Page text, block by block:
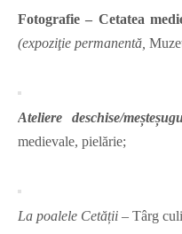
Fotografie – Cetatea
(expoziţie permanentă,
Ateliere deschise/
medievale, pielărie;
La poalele Cetății – Târg